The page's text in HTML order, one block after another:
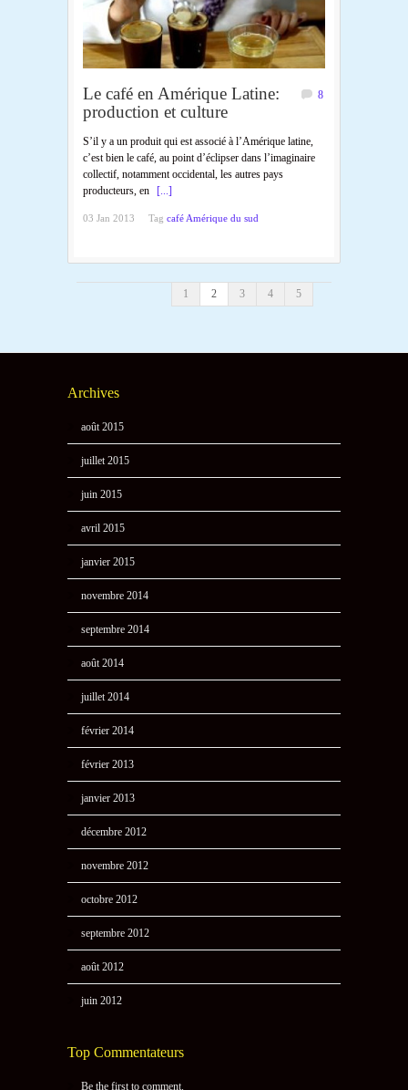
Le café en Amérique Latine:
production et culture
8
S’il y a un produit qui est associé à l’Amérique latine,
c’est bien le café, au point d’éclipser dans l’imaginaire
collectif, notamment occidental, les autres pays
producteurs, en [...]
03 Jan 2013 Tag café Amérique du sud
1 2 3 4 5
Archives
août 2015
juillet 2015
juin 2015
avril 2015
janvier 2015
novembre 2014
septembre 2014
août 2014
juillet 2014
février 2014
février 2013
janvier 2013
décembre 2012
novembre 2012
octobre 2012
septembre 2012
août 2012
juin 2012
Top Commentateurs
Be the first to comment.